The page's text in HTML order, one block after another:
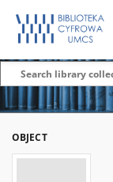
OBJECT